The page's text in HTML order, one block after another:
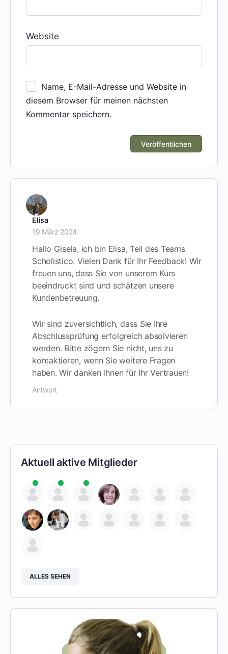
Website
Name, E-Mail-Adresse und Website in
diesem Browser für meinen nächsten
Kommentar speichern.
Elisa
19 März 2024
Hallo Gisela, ich bin Elisa, Teil des Teams
Scholistico. Vielen Dank für Ihr Feedback! Wir
freuen uns, dass Sie von unserem Kurs
beeindruckt sind und schätzen unsere
Kundenbetreuung.
Wir sind zuversichtlich, dass Sie Ihre
Abschlussprüfung erfolgreich absolvieren
werden. Bitte zögern Sie nicht, uns zu
kontaktieren, wenn Sie weitere Fragen
haben. Wir danken Ihnen für Ihr Vertrauen!
Antwort
Aktuell aktive Mitglieder
ALLES SEHEN